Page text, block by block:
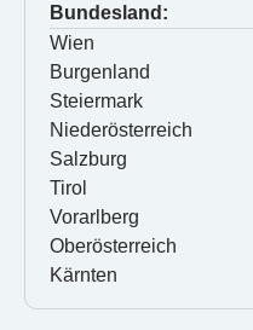
Bundesland:
Wien
Burgenland
Steiermark
Niederösterreich
Salzburg
Tirol
Vorarlberg
Oberösterreich
Kärnten